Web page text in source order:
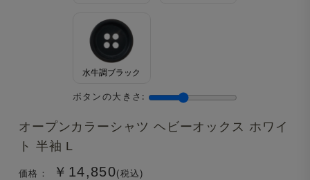
オープンカラーシャツ ヘビーオックス ホワイ
ト 半袖 L
価格： ￥14,850(税込)
水牛調ブラック
ボタンの大きさ: